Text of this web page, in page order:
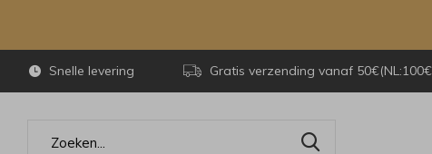
Snelle levering Gratis verzending vanaf